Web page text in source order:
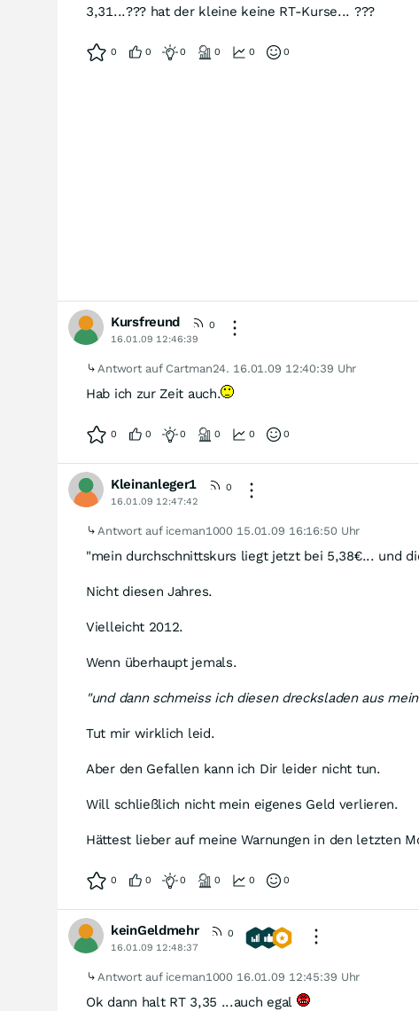
3,31...??? hat der kleine keine RT-Kurse... ???
0 0 0 0 0 0
Kursfreund
0
16.01.09 12:46:39
Antwort auf Cartman24. 16.01.09 12:40:39 Uhr
Hab ich zur Zeit auch.
0 0 0 0 0 0
Kleinanleger1
0
16.01.09 12:47:42
Antwort auf iceman1000 15.01.09 16:16:50 Uhr
"mein durchschnittskurs liegt jetzt bei 5,38€... und
Nicht diesen Jahres.
Vielleicht 2012.
Wenn überhaupt jemals.
"und dann schmeiss ich diesen drecksladen aus
Tut mir wirklich leid.
Aber den Gefallen kann ich Dir leider nicht tun.
Will schließlich nicht mein eigenes Geld verlieren.
Hättest lieber auf meine Warnungen in den letzten
0 0 0 0 0 0
keinGeldmehr
0
16.01.09 12:48:37
Antwort auf iceman1000 16.01.09 12:45:39 Uhr
Ok dann halt RT 3,35 ...auch egal